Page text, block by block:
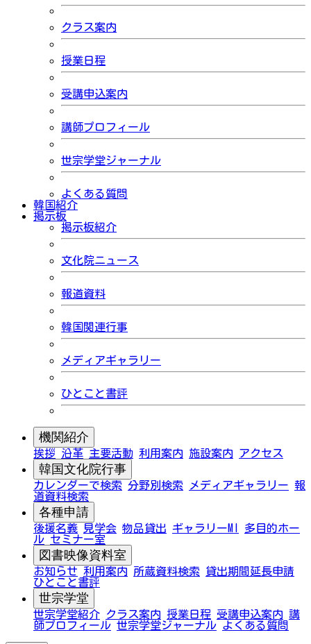
クラス案内
授業日程
受講申込案内
講師プロフィール
世宗学堂ジャーナル
よくある質問
韓国紹介
掲示板
掲示板紹介
文化院ニュース
報道資料
韓国関連行事
メディアギャラリー
ひとこと書評
機関紹介
挨拶 沿革 主要活動 利用案内 施設案内 アクセス
韓国文化院行事
カレンダーで検索 分野別検索 メディアギャラリー 報
道資料検索
各種申請
後援名義 見学会 物品貸出 ギャラリーMI
多目的ホー
ル セミナー室
図書映像資料室
お知らせ 利用案内 所蔵資料検索
貸出期間延長申請
ひとこと書評
世宗学堂
世宗学堂紹介 クラス案内 授業日程 受講申込案内 講
師プロフィール 世宗学堂ジャーナル よくある質問